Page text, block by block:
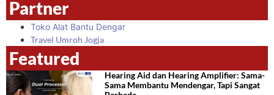
Partner
Toko Alat Bantu Dengar
Travel Umroh Jogja
Featured
Hearing Aid dan Hearing Amplifier: Sama-
Sama Membantu Mendengar, Tapi Sangat